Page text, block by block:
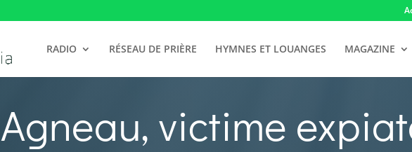
RADIO RÉSEAU DE PRIÈRE HYMNES ET LOUANGES MAGAZINE
Agneau, victime